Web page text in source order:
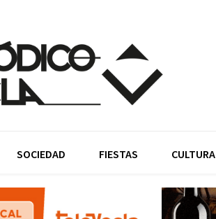
SOCIEDAD FIESTAS CULTURA